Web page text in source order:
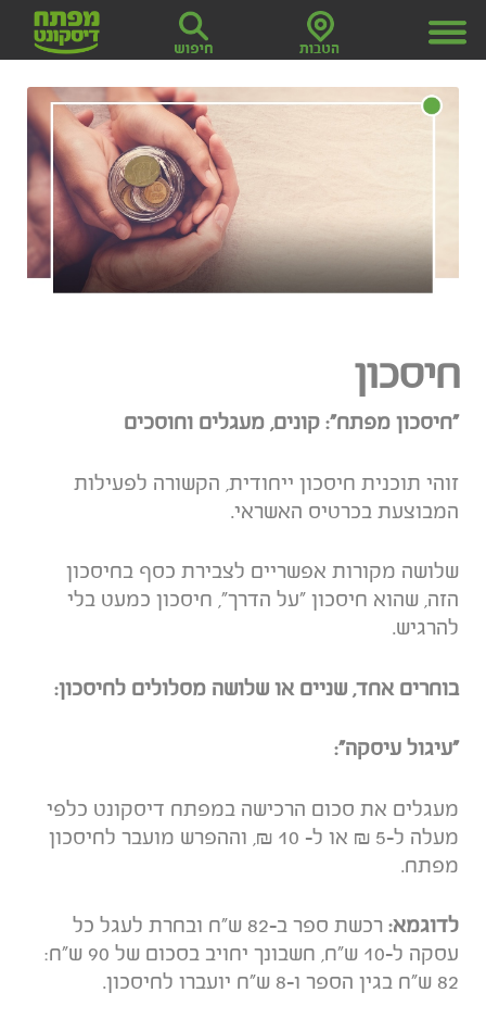
חיסכון
"חיסכון מפתח": קונים, מעגלים וחוסכים
זוהי תוכנית חיסכון ייחודית, הקשורה לפעילות
המבוצעת בכרטיס האשראי.
שלושה מקורות אפשריים לצבירת כסף בחיסכון
הזה, שהוא חיסכון "על הדרך", חיסכון כמעט בלי
להרגיש.
בוחרים אחד, שניים או שלושה מסלולים לחיסכון:
"עיגול עיסקה":
מעגלים את סכום הרכישה במפתח דיסקונט כלפי
מעלה ל-5 ₪ או ל- 10 ₪, וההפרש מועבר לחיסכון
מפתח.
לדוגמא:
רכשת ספר ב-82 ש"ח ובחרת לעגל כל
עסקה ל-10 ש"ח, חשבונך יחויב בסכום של 90 ש"ח:
82 ש"ח בגין הספר ו-8 ש"ח יועברו לחיסכון.